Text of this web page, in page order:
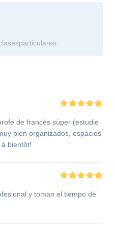
de francés súper (estudie
bien organizados, espacios
bientôt!
y toman el tiempo de